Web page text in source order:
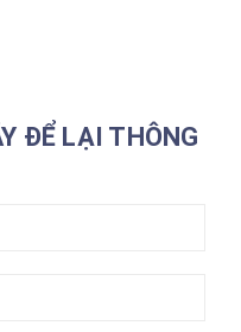
ĐỂ LẠI THÔNG